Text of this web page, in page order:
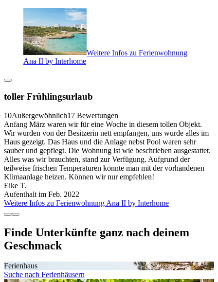
Weitere Infos zu Ferienwohnung
Ana II by Interhome
toller Frühlingsurlaub
10Außergewöhnlich17 Bewertungen
Anfang März waren wir für eine Woche in diesem tollen Objekt.
Wir wurden von der Besitzerin nett empfangen, uns wurde alles im
Haus gezeigt. Das Haus und die Anlage nebst Pool waren sehr
sauber und gepflegt. Die Wohnung ist wie beschrieben ausgestattet.
Alles was wir brauchten, stand zur Verfügung. Aufgrund der
teilweise frischen Temperaturen konnte man mit der vorhandenen
Klimaanlage heizen. Können wir nur empfehlen!
Eike T.
Aufenthalt im Feb. 2022
Weitere Infos zu Ferienwohnung Ana II by Interhome
Finde Unterkünfte ganz nach deinem
Geschmack
Ferienhaus
Suche nach Ferienhäusern